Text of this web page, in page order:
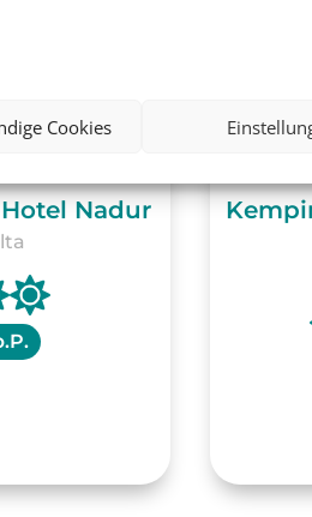
Cookies
Nadur